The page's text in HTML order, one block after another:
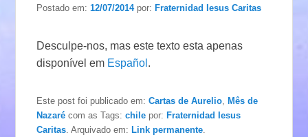
Postado em:12/07/2014 por:Fraternidad Iesus Caritas
Desculpe-nos, mas este texto esta apenas
disponível em Español .
Este post foi publicado em:Cartas de Aurelio ,Mês de
Nazaré com as Tags:chile por:Fraternidad Iesus
Caritas . Arquivado em:Link permanente